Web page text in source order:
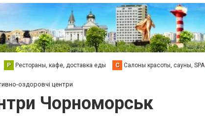
Р Рестораны, кафе, доставка еды С Салоны красоты, сауны, SPA
оздоровчі центри
Чорноморськ